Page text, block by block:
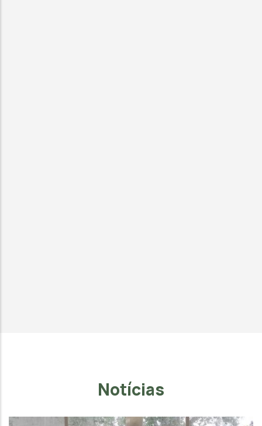
Notícias